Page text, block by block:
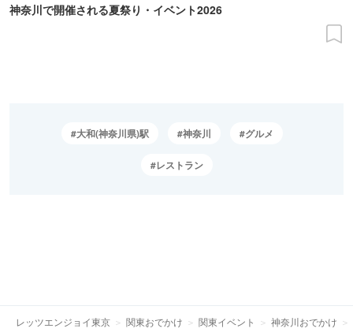
神奈川で開催される夏祭り・イベント2026
大和(神奈川県)駅 神奈川 グルメ
レストラン
レッツエンジョイ東京 関東おでかけ 関東イベント 神奈川おでかけ